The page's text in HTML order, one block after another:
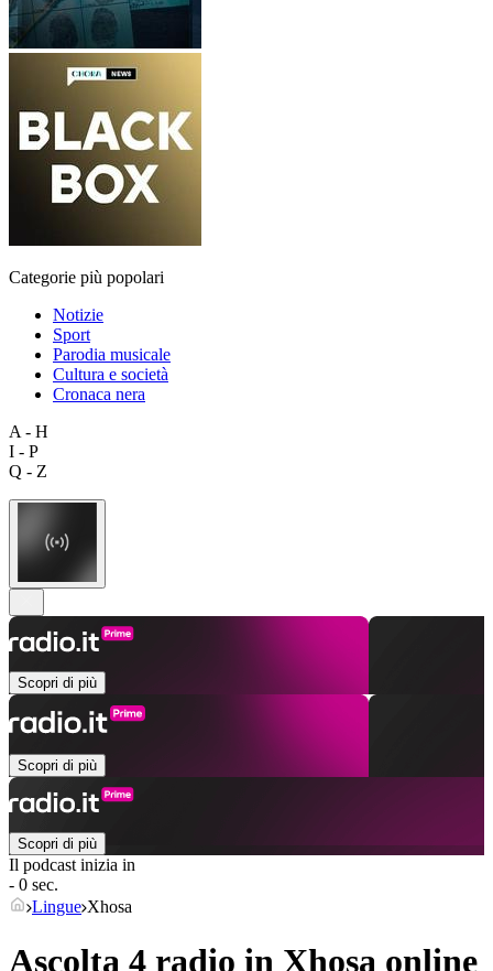
Categorie più popolari
Notizie
Sport
Parodia musicale
Cultura e società
Cronaca nera
A - H
I - P
Q - Z
Scopri di più
Scopri di più
Scopri di più
Il podcast inizia in
- 0 sec.
Lingue Xhosa
Ascolta 4 radio in Xhosa online